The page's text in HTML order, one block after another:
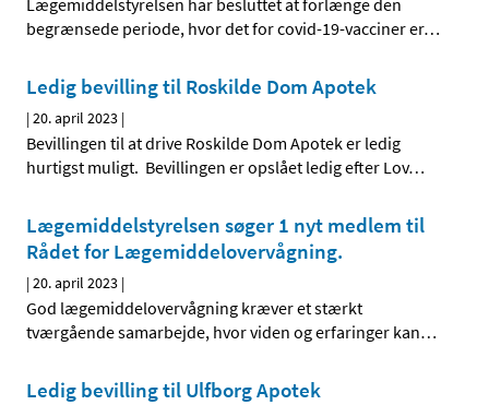
Lægemiddelstyrelsen har besluttet at forlænge den
begrænsede periode, hvor det for covid-19-vacciner er…
Ledig bevilling til Roskilde Dom Apotek
|20. april 2023 |
Bevillingen til at drive Roskilde Dom Apotek er ledig
hurtigst muligt. Bevillingen er opslået ledig efter Lov…
Lægemiddelstyrelsen søger 1 nyt medlem til
Rådet for Lægemiddelovervågning.
|20. april 2023 |
God lægemiddelovervågning kræver et stærkt
tværgående samarbejde, hvor viden og erfaringer kan…
Ledig bevilling til Ulfborg Apotek